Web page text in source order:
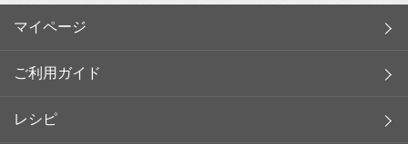
マイページ
ご利用ガイド
レシピ